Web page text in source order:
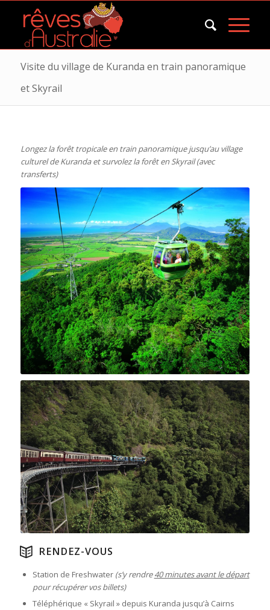
Visite du village de Kuranda en train panoramique
et Skyrail
Longez la forêt tropicale en train panoramique jusqu’au village
culturel de Kuranda et survolez la forêt en Skyrail (avec
transferts)
RENDEZ-VOUS
Station de Freshwater (s’y rendre40 minutes avant le départ
pour récupérer vos billets)
Téléphérique « Skyrail » depuis Kuranda jusqu’à Cairns